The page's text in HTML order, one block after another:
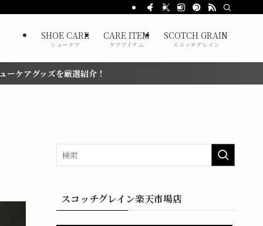
SHOE CARE
シューケア
CARE ITEM
ケアアイテム
SCOTCH GRAIN
スコッチグレイン
！
スコッチグレイン楽天市場店